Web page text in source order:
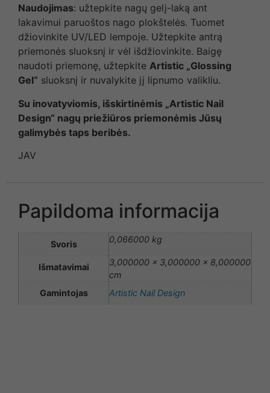
Naudojimas: užtepkite nagų gelį-laką ant
lakavimui paruoštos nago plokštelės. Tuomet
džiovinkite UV/LED lempoje. Užtepkite antrą
priemonės sluoksnį ir vėl išdžiovinkite. Baigę
naudoti priemonę, užtepkite Artistic „Glossing
Gel“ sluoksnį ir nuvalykite jį lipnumo valikliu.
Su inovatyviomis, išskirtinėmis „Artistic Nail
Design“ nagų priežiūros priemonėmis Jūsų
galimybės taps beribės.
JAV
Papildoma informacija
Svoris 0,066000 kg
Išmatavimai
3,000000 × 3,000000 × 8,000000
cm
Gamintojas
Artistic Nail Design